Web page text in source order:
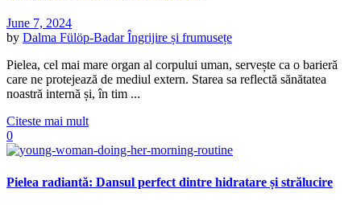
June 7, 2024
by Dalma Fülöp-BadarÎngrijire și frumusețe
Pielea, cel mai mare organ al corpului uman, servește ca o barieră
care ne protejează de mediul extern. Starea sa reflectă sănătatea
noastră internă și, în tim ...
Citeste mai mult
0
Pielea radiantă: Dansul perfect dintre hidratare și strălucire